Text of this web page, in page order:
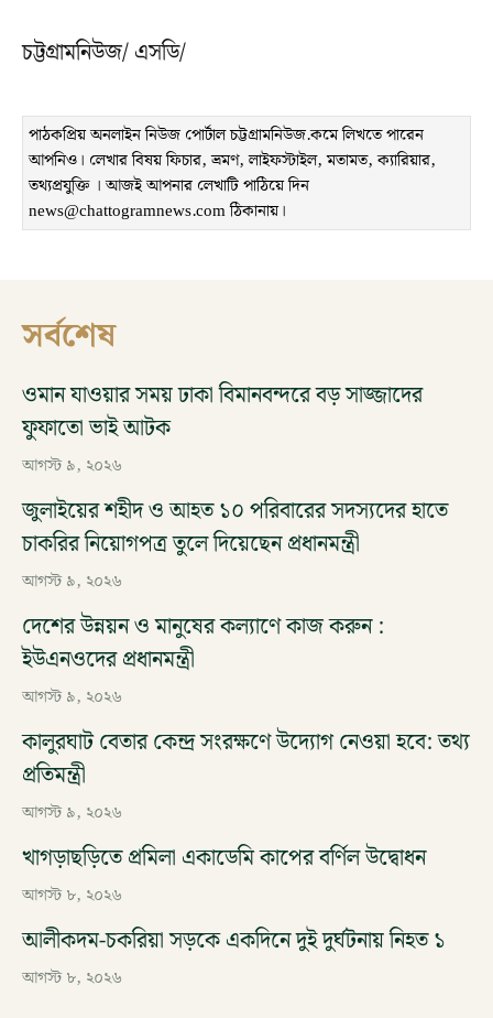
চট্টগ্রামনিউজ/ এসডি/
পাঠকপ্রিয় অনলাইন নিউজ পোর্টাল চট্টগ্রামনিউজ.কমে লিখতে পারেন
আপনিও। লেখার বিষয় ফিচার, ভ্রমণ, লাইফস্টাইল, মতামত, ক্যারিয়ার,
তথ্যপ্রযুক্তি । আজই আপনার লেখাটি পাঠিয়ে দিন
news@chattogramnews.com ঠিকানায়।
সর্বশেষ
ওমান যাওয়ার সময় ঢাকা বিমানবন্দরে বড় সাজ্জাদের
ফুফাতো ভাই আটক
আগস্ট ৯, ২০২৬
জুলাইয়ের শহীদ ও আহত ১০ পরিবারের সদস্যদের হাতে
চাকরির নিয়োগপত্র তুলে দিয়েছেন প্রধানমন্ত্রী
আগস্ট ৯, ২০২৬
দেশের উন্নয়ন ও মানুষের কল্যাণে কাজ করুন :
ইউএনওদের প্রধানমন্ত্রী
আগস্ট ৯, ২০২৬
কালুরঘাট বেতার কেন্দ্র সংরক্ষণে উদ্যোগ নেওয়া হবে: তথ্য
প্রতিমন্ত্রী
আগস্ট ৯, ২০২৬
খাগড়াছড়িতে প্রমিলা একাডেমি কাপের বর্ণিল উদ্বোধন
আগস্ট ৮, ২০২৬
আলীকদম-চকরিয়া সড়কে একদিনে দুই দুর্ঘটনায় নিহত ১
আগস্ট ৮, ২০২৬